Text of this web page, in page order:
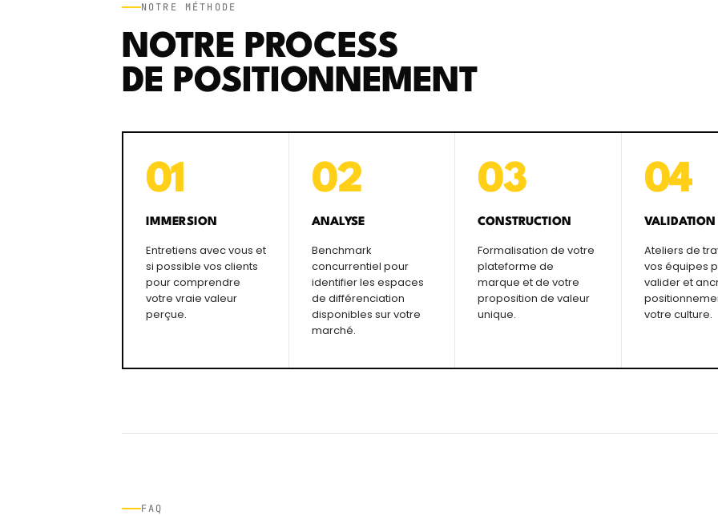
NOTRE MÉTHODE
NOTRE PROCESS
DE POSITIONNEMENT
01
IMMERSION
Entretiens avec vous et
si possible vos clients
pour comprendre
votre vraie valeur
perçue.
02
ANALYSE
Benchmark
concurrentiel pour
identifier les espaces
de différenciation
disponibles sur votre
marché.
03
CONSTRUCTION
Formalisation de votre
plateforme de
marque et de votre
proposition de valeur
unique.
04
VALIDATION
Ateliers de
vos équipes
valider et
votre culture.
FAQ